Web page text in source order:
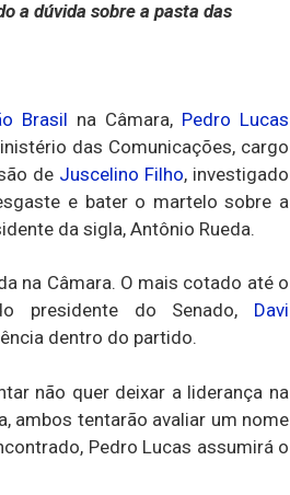
a dúvida sobre a pasta das
Brasil na Câmara, Pedro Lucas
das Comunicações, cargo
de Juscelino Filho, investigado
e bater o martelo sobre a
da sigla, Antônio Rueda.
na Câmara. O mais cotado até o
presidente do Senado, Davi
dentro do partido.
não quer deixar a liderança na
ambos tentarão avaliar um nome
Pedro Lucas assumirá o